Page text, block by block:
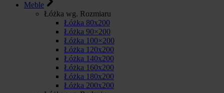
Meble
Łóżka wg. Rozmiaru
Łóżka 80x200
Łóżka 90×200
Łóżka 100×200
Łóżka 120x200
Łóżka 140x200
Łóżka 160x200
Łóżka 180x200
Łóżka 200x200